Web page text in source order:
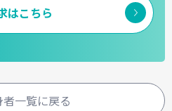
はこちら
一覧に戻る